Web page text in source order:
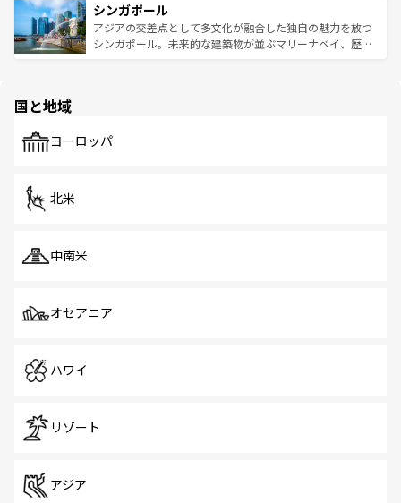
参照してほしい。
激する。気候は一年中温暖で、どの季節にも異なる楽しみ
が待っている。親しみやすいタイの人々、仏教を中心とし
た文化、そして多様な観光資源が、訪れる旅人を魅了し続
み、どこを訪れても感動するはず。観光スポットが密集し
ており、効率よく見どころを回れるのも魅力。息をのむよ
うな絶景から文化的な体験まで、香港を存分に楽しみ尽く
シンガポール
アジアの交差点として多文化が融合した独自の魅力を放つ
シンガポール。未来的な建築物が並ぶマリーナベイ、歴史
で、ホーカーズは地元の風情を楽しめる外せないスポット
国と地域
ヨーロッパ
北米
中南米
オセアニア
ハワイ
リゾート
アジア